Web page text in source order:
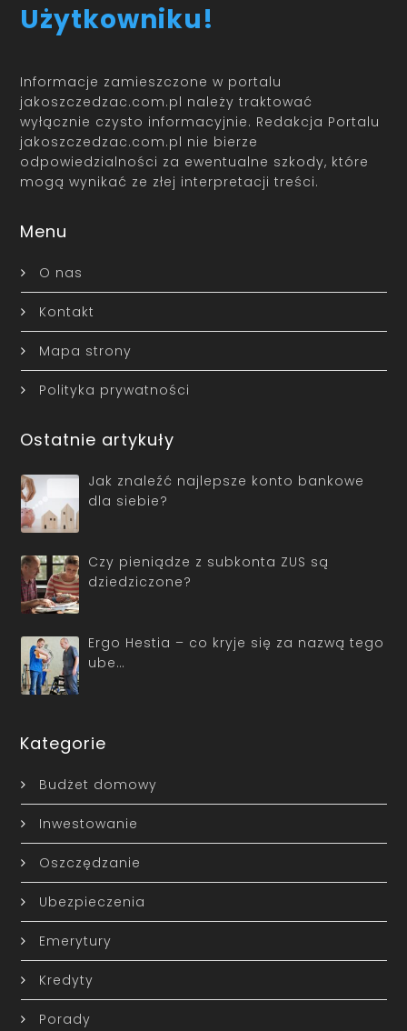
Użytkowniku!
Informacje zamieszczone w portalu
jakoszczedzac.com.pl należy traktować
wyłącznie czysto informacyjnie. Redakcja Portalu
jakoszczedzac.com.pl nie bierze
odpowiedzialności za ewentualne szkody, które
mogą wynikać ze złej interpretacji treści.
Menu
O nas
Kontakt
Mapa strony
Polityka prywatności
Ostatnie artykuły
Jak znaleźć najlepsze konto bankowe
dla siebie?
Czy pieniądze z subkonta ZUS są
dziedziczone?
Ergo Hestia – co kryje się za nazwą tego
ube…
Kategorie
Budżet domowy
Inwestowanie
Oszczędzanie
Ubezpieczenia
Emerytury
Kredyty
Porady